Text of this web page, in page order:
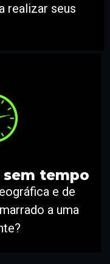
realizar seus
sem tempo
e de
a uma